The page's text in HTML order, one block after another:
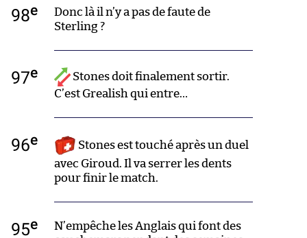
98e
Donc là il n’y a pas de faute de
Sterling ?
97e
Stones doit finalement sortir.
C’est Grealish qui entre…
96e
Stones est touché après un duel
avec Giroud. Il va serrer les dents
pour finir le match.
95e
N’empêche les Anglais qui font des